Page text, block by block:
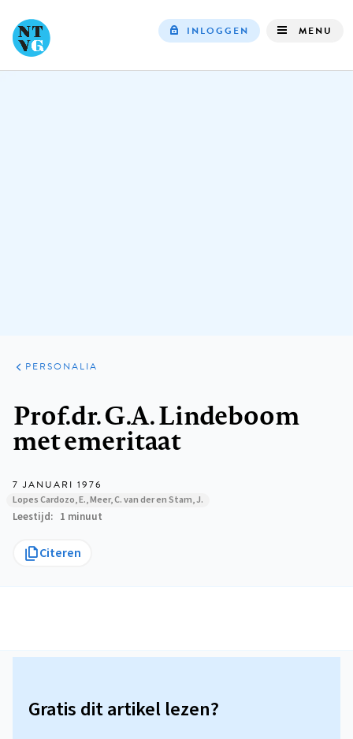
INLOGGEN MENU
ARTIKELEN
VARIA
PERSONALIA
Prof.dr. G.A. Lindeboom
met emeritaat
7 JANUARI 1976
Lopes Cardozo, E., Meer, C. van der en Stam, J.
Leestijd 1 minuut
Citeren
Gratis dit artikel lezen?